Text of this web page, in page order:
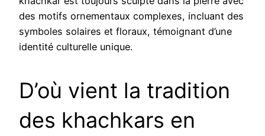
des motifs ornementaux complexes, incluant des
symboles solaires et floraux, témoignant d’une
identité culturelle unique.
D’où vient la tradition
des khachkars en